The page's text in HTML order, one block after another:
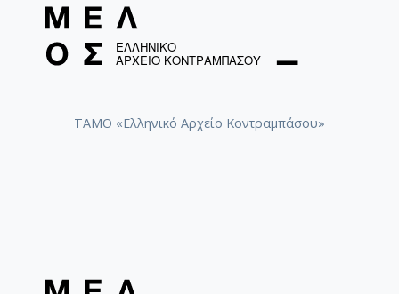
ΤΑΜΟ «Ελληνικό Αρχείο Κοντραμπάσου»